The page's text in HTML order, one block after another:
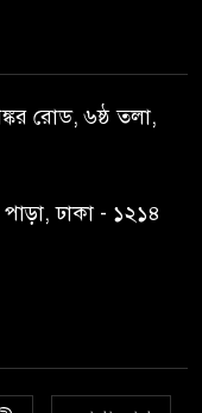
দ্রুত চার্জশিট
১০ অঞ্চলে
দেখা করে স্বপ্নপূরণ
রোড, ৬ষ্ঠ তলা,
ঢাকা - ১২১৪